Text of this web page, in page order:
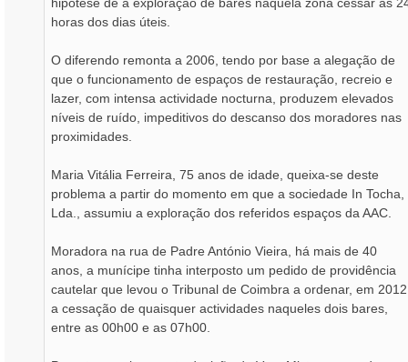
hipótese de a exploração de bares naquela zona cessar às
horas dos dias úteis.
O diferendo remonta a 2006, tendo por base a alegação de
que o funcionamento de espaços de restauração, recreio e
lazer, com intensa actividade nocturna, produzem elevados
níveis de ruído, impeditivos do descanso dos moradores nas
proximidades.
Maria Vitália Ferreira, 75 anos de idade, queixa-se deste
problema a partir do momento em que a sociedade In Tocha,
Lda., assumiu a exploração dos referidos espaços da AAC.
Moradora na rua de Padre António Vieira, há mais de 40
anos, a munícipe tinha interposto um pedido de providência
cautelar que levou o Tribunal de Coimbra a ordenar, em
a cessação de quaisquer actividades naqueles dois bares,
entre as 00h00 e as 07h00.